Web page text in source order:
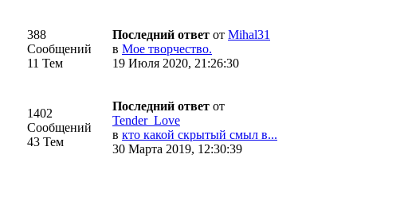
388
Сообщений
11 Тем
Последний ответ от Mihal31
в Мое творчество.
19 Июля 2020, 21:26:30
1402
Сообщений
43 Тем
Последний ответ от
Tender_Love
в кто какой скрытый смыл в...
30 Марта 2019, 12:30:39